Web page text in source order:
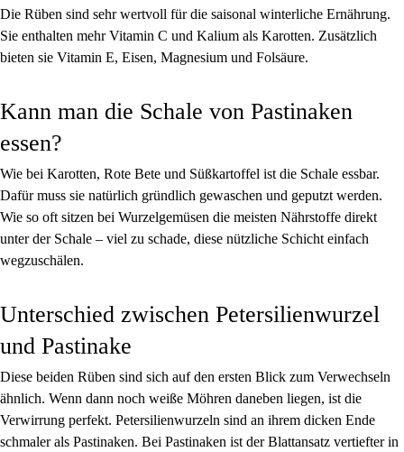
Die Rüben sind sehr wertvoll für die saisonal winterliche Ernährung.
Sie enthalten mehr Vitamin C und Kalium als Karotten. Zusätzlich
bieten sie Vitamin E, Eisen, Magnesium und Folsäure.
Kann man die Schale von Pastinaken
essen?
Wie bei Karotten, Rote Bete und Süßkartoffel ist die Schale essbar.
Dafür muss sie natürlich gründlich gewaschen und geputzt werden.
Wie so oft sitzen bei Wurzelgemüsen die meisten Nährstoffe direkt
unter der Schale – viel zu schade, diese nützliche Schicht einfach
wegzuschälen.
Unterschied zwischen Petersilienwurzel
und Pastinake
Diese beiden Rüben sind sich auf den ersten Blick zum Verwechseln
ähnlich. Wenn dann noch weiße Möhren daneben liegen, ist die
Verwirrung perfekt. Petersilienwurzeln sind an ihrem dicken Ende
schmaler als Pastinaken. Bei Pastinaken ist der Blattansatz vertiefter in